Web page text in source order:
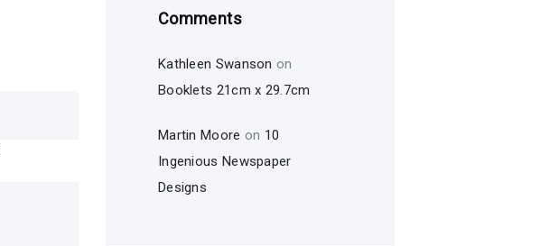
Comments
Kathleen Swanson on
Booklets 21cm x 29.7cm
Martin Moore on 10
Ingenious Newspaper
Designs